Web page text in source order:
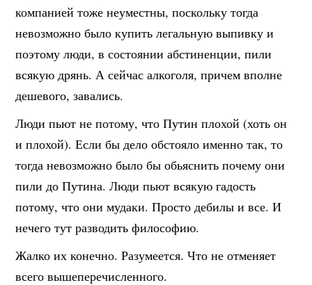
компанией тоже неуместны, поскольку тогда
невозможно было купить легальную выпивку и
поэтому люди, в состоянии абстиненции, пили
всякую дрянь. А сейчас алкоголя, причем вполне
дешевого, завались.
Люди пьют не потому, что Путин плохой (хоть он
и плохой). Если бы дело обстояло именно так, то
тогда невозможно было бы обьяснить почему они
пили до Путина. Люди пьют всякую гадость
потому, что они мудаки. Просто дебилы и все. И
нечего тут разводить философию.
Жалко их конечно. Разумеется. Что не отменяет
всего вышеперечисленного.